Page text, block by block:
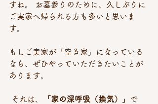
すね。 お墓参りのために、久しぶりに
ご実家へ帰られる方も多いと思いま
す。
もしご実家が「空き家」になっている
なら、ぜひやっていただきたいことが
あります。
それは、 「家の深呼吸（換気）」
で